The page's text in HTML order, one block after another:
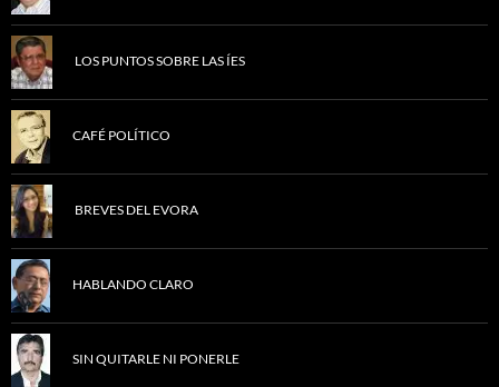
LOS PUNTOS SOBRE LAS ÍES
CAFÉ POLÍTICO
BREVES DEL EVORA
HABLANDO CLARO
SIN QUITARLE NI PONERLE